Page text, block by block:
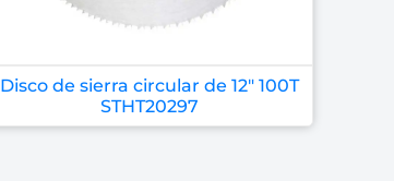
Disco de sierra circular de 12″ 100T
STHT20297